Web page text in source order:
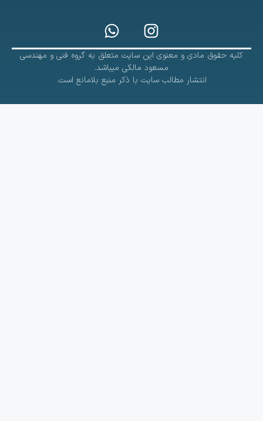
کلیه حقوق مادی و معنوی این سایت متعلق به گروه فنی و مهندسی
مسعود مالکی میباشد.
انتشار مطالب سایت با ذکر منبع بلامانع است.